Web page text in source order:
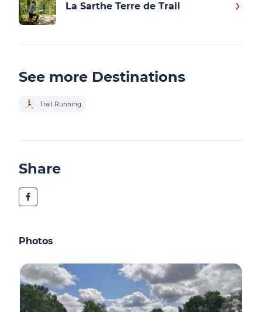
La Sarthe Terre de Trail
See more Destinations
Trail Running
Share
Photos